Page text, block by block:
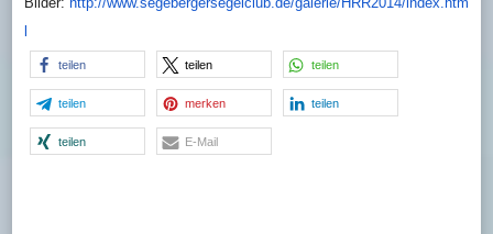
l
teilen teilen teilen
teilen merken teilen
teilen E-Mail